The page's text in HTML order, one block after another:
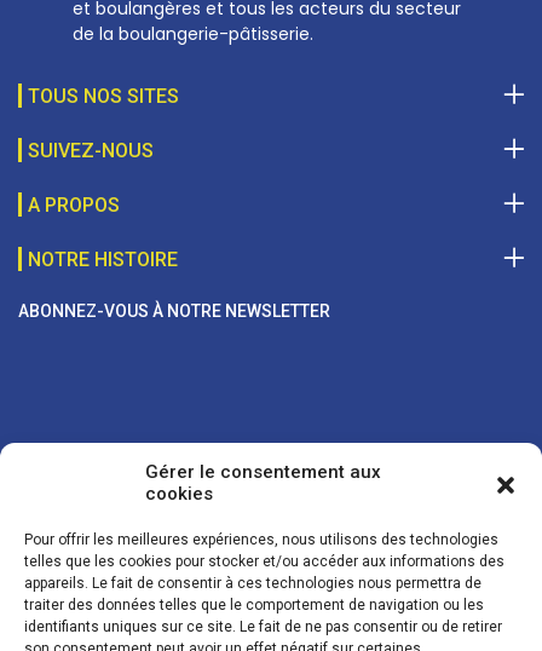
Gérer le consentement aux
cookies
Pour offrir les meilleures expériences, nous utilisons des technologies
telles que les cookies pour stocker et/ou accéder aux informations des
appareils. Le fait de consentir à ces technologies nous permettra de
traiter des données telles que le comportement de navigation ou les
identifiants uniques sur ce site. Le fait de ne pas consentir ou de retirer
et boulangères et tous les acteurs du secteur
de la boulangerie-pâtisserie.
TOUS NOS SITES
SUIVEZ-NOUS
A PROPOS
NOTRE HISTOIRE
ABONNEZ-VOUS À NOTRE NEWSLETTER
Vos coordonnées sont uniquement utilisées pour vous envoyer des
lettres d'information sur nos activités. Vous pouvez à tout moment